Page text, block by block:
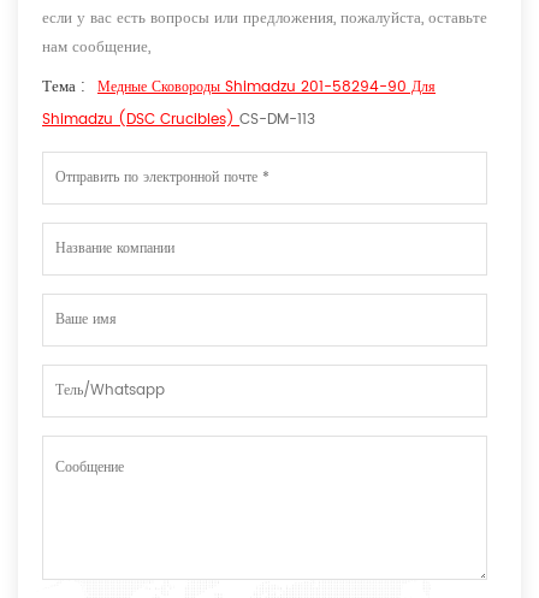
если у вас есть вопросы или предложения, пожалуйста, оставьте
нам сообщение,
Тема : Медные Сковороды Shimadzu 201-58294-90 Для
Shimadzu (DSC Crucibles)CS-DM-113